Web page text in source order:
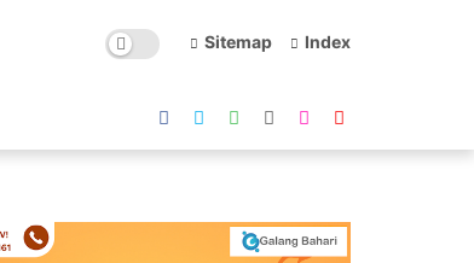
Sitemap Index